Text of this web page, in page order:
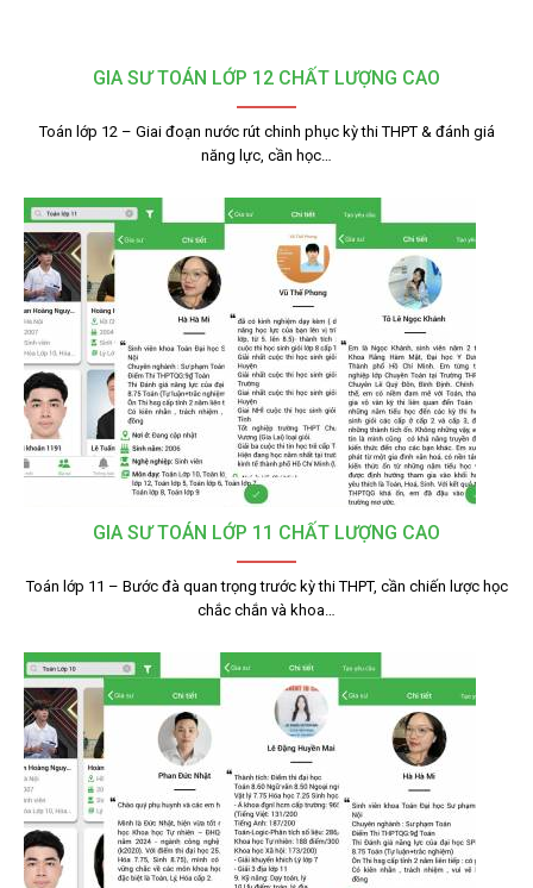
GIA SƯ TOÁN LỚP 12 CHẤT LƯỢNG CAO
Toán lớp 12 – Giai đoạn nước rút chinh phục kỳ thi THPT & đánh giá
năng lực, cần học…
GIA SƯ TOÁN LỚP 11 CHẤT LƯỢNG CAO
Toán lớp 11 – Bước đà quan trọng trước kỳ thi THPT, cần chiến lược học
chắc chắn và khoa…